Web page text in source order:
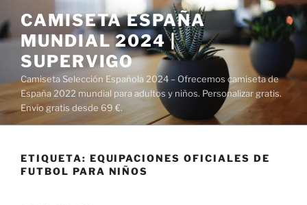
al
contenido
CAMISETA ESPAÑA
MUNDIAL 2024 |
SUPERVIGO
Camiseta Selección Española 2024 – Ofrecemos camiseta de
España 2022 mundial para adultos y niños. Personalizar gratis.
Envío gratis desde 69 €.
ETIQUETA: EQUIPACIONES OFICIALES DE
FUTBOL PARA NIÑOS